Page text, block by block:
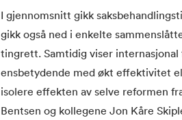
I gjennomsnitt gikk
gikk også ned i enkelte
tingrett. Samtidig viser
ensbetydende med økt effektivitet
isolere effekten av selve reformen
Bentsen og kollegene Jon Kåre